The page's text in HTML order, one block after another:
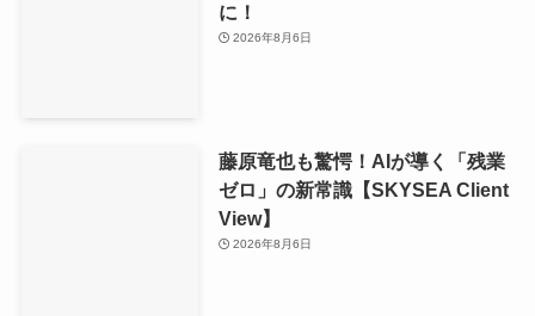
に！
2026年8月6日
藤原竜也も驚愕！AIが導く「残業
ゼロ」の新常識【SKYSEA Client
View】
2026年8月6日